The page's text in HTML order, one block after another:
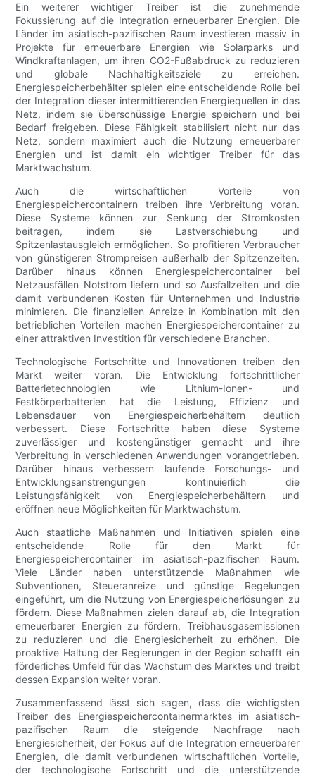
Ein weiterer wichtiger Treiber ist die zunehmende
Fokussierung auf die Integration erneuerbarer Energien. Die
Länder im asiatisch-pazifischen Raum investieren massiv in
Projekte für erneuerbare Energien wie Solarparks und
Windkraftanlagen, um ihren CO2-Fußabdruck zu reduzieren
und globale Nachhaltigkeitsziele zu erreichen.
Energiespeicherbehälter spielen eine entscheidende Rolle bei
der Integration dieser intermittierenden Energiequellen in das
Netz, indem sie überschüssige Energie speichern und bei
Bedarf freigeben. Diese Fähigkeit stabilisiert nicht nur das
Netz, sondern maximiert auch die Nutzung erneuerbarer
Energien und ist damit ein wichtiger Treiber für das
Marktwachstum.
Auch die wirtschaftlichen Vorteile von
Energiespeichercontainern treiben ihre Verbreitung voran.
Diese Systeme können zur Senkung der Stromkosten
beitragen, indem sie Lastverschiebung und
Spitzenlastausgleich ermöglichen. So profitieren Verbraucher
von günstigeren Strompreisen außerhalb der Spitzenzeiten.
Darüber hinaus können Energiespeichercontainer bei
Netzausfällen Notstrom liefern und so Ausfallzeiten und die
damit verbundenen Kosten für Unternehmen und Industrie
minimieren. Die finanziellen Anreize in Kombination mit den
betrieblichen Vorteilen machen Energiespeichercontainer zu
einer attraktiven Investition für verschiedene Branchen.
Technologische Fortschritte und Innovationen treiben den
Markt weiter voran. Die Entwicklung fortschrittlicher
Batterietechnologien wie Lithium-Ionen- und
Festkörperbatterien hat die Leistung, Effizienz und
Lebensdauer von Energiespeicherbehältern deutlich
verbessert. Diese Fortschritte haben diese Systeme
zuverlässiger und kostengünstiger gemacht und ihre
Verbreitung in verschiedenen Anwendungen vorangetrieben.
Darüber hinaus verbessern laufende Forschungs- und
Entwicklungsanstrengungen kontinuierlich die
Leistungsfähigkeit von Energiespeicherbehältern und
eröffnen neue Möglichkeiten für Marktwachstum.
Auch staatliche Maßnahmen und Initiativen spielen eine
entscheidende Rolle für den Markt für
Energiespeichercontainer im asiatisch-pazifischen Raum.
Viele Länder haben unterstützende Maßnahmen wie
Subventionen, Steueranreize und günstige Regelungen
eingeführt, um die Nutzung von Energiespeicherlösungen zu
fördern. Diese Maßnahmen zielen darauf ab, die Integration
erneuerbarer Energien zu fördern, Treibhausgasemissionen
zu reduzieren und die Energiesicherheit zu erhöhen. Die
proaktive Haltung der Regierungen in der Region schafft ein
förderliches Umfeld für das Wachstum des Marktes und treibt
dessen Expansion weiter voran.
Zusammenfassend lässt sich sagen, dass die wichtigsten
Treiber des Energiespeichercontainermarktes im asiatisch-
pazifischen Raum die steigende Nachfrage nach
Energiesicherheit, der Fokus auf die Integration erneuerbarer
Energien, die damit verbundenen wirtschaftlichen Vorteile,
der technologische Fortschritt und die unterstützende